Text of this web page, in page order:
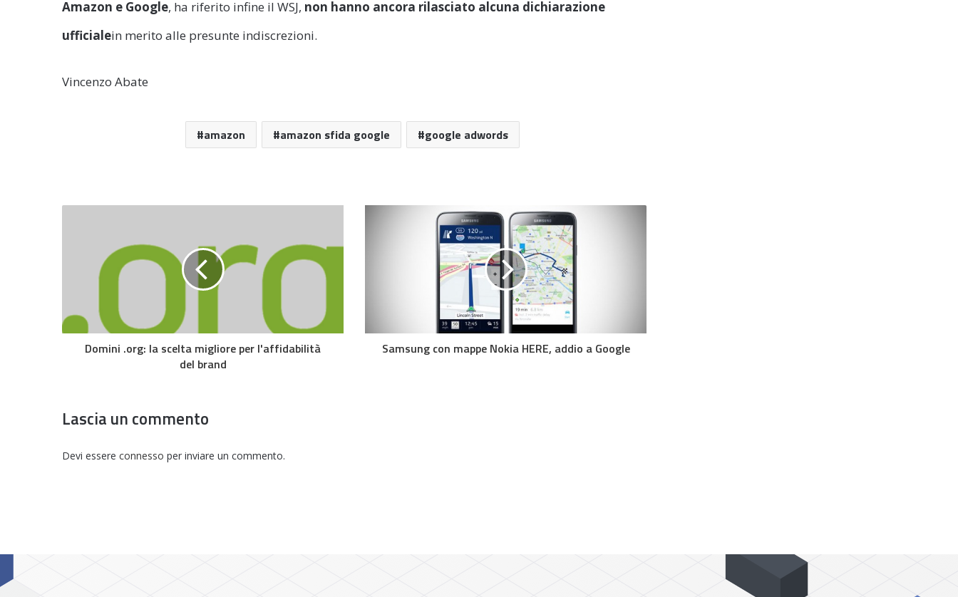
Amazon e Google, ha riferito infine il WSJ, non hanno ancora rilasciato alcuna dichiarazione
ufficialein merito alle presunte indiscrezioni.
Vincenzo Abate
amazon amazon sfida google google adwords
Domini .org: la scelta migliore per l'affidabilità
del brand
Samsung con mappe Nokia HERE, addio a Google
Lascia un commento
Devi essere connesso per inviare un commento.